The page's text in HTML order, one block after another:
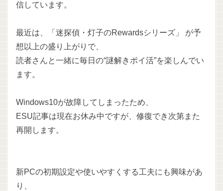
信しています。
最近は、「迷探偵・灯子のRewardsシリーズ」 が予
想以上の盛り上がりで、
読者さんと一緒に毎日の“謎解きポイ活”を楽しんでい
ます。
Windows10が故障してしまったため、
ESU記事は現在お休み中ですが、修復でき次第また
再開します。
新PCの初期設定や使いやすくする工夫にも興味があ
り、